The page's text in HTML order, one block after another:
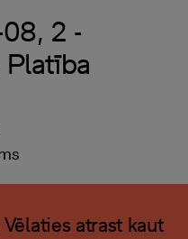
2 -
atrast kaut